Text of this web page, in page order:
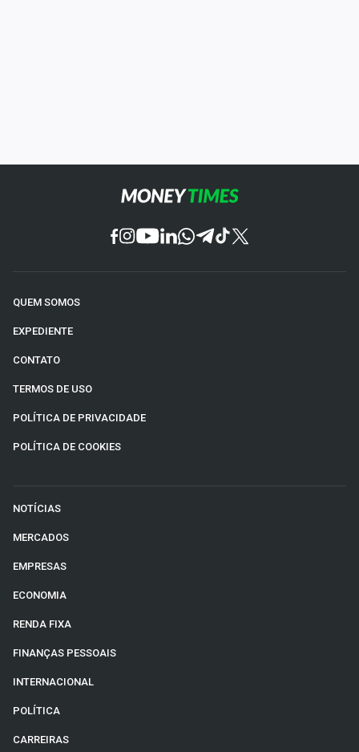
QUEM SOMOS
EXPEDIENTE
CONTATO
TERMOS DE USO
POLÍTICA DE PRIVACIDADE
POLÍTICA DE COOKIES
NOTÍCIAS
MERCADOS
EMPRESAS
ECONOMIA
RENDA FIXA
FINANÇAS PESSOAIS
INTERNACIONAL
POLÍTICA
CARREIRAS